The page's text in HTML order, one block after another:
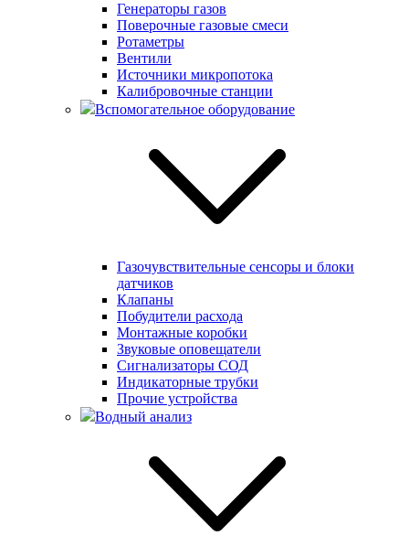
Генераторы газов
Поверочные газовые смеси
Ротаметры
Вентили
Источники микропотока
Калибровочные станции
Вспомогательное оборудование
Газочувствительные сенсоры и блоки
датчиков
Клапаны
Побудители расхода
Монтажные коробки
Звуковые оповещатели
Сигнализаторы СОД
Индикаторные трубки
Прочие устройства
Водный анализ